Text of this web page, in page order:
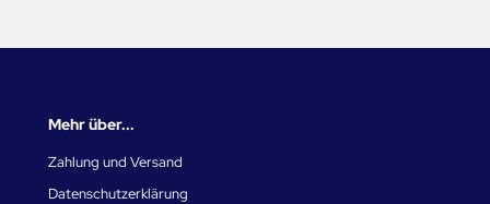
Mehr über...
Zahlung und Versand
Datenschutzerklärung